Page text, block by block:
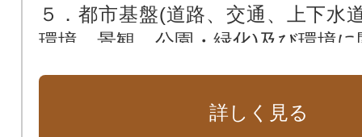
５．都市基盤(道路、交通、上下水
環境、景観、公園・緑化)及び環境
詳しく見る